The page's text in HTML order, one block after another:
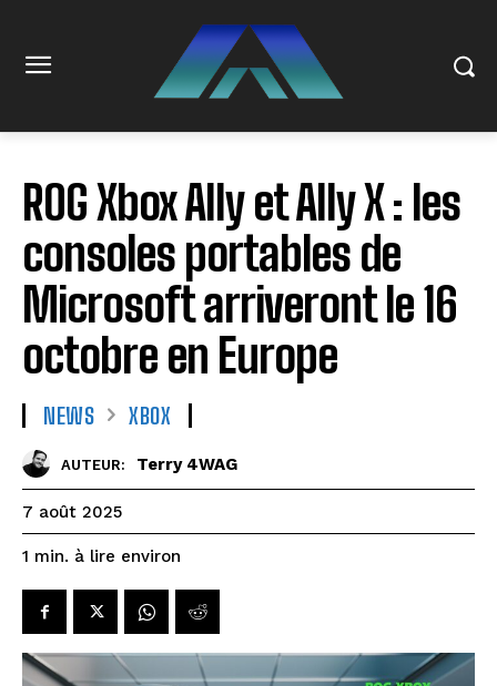
ROG Xbox Ally et Ally X : les
consoles portables de
Microsoft arriveront le 16
octobre en Europe
NEWS XBOX
AUTEUR: Terry 4WAG
7 août 2025
1 min. à lire environ